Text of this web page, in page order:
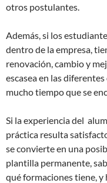
otros postulantes.
Además, si los
dentro de la empresa,
renovación, cambio y
escasea en las
mucho tiempo que se
Si la experiencia del
práctica resulta
se convierte en una
plantilla permanente,
qué formaciones tiene,